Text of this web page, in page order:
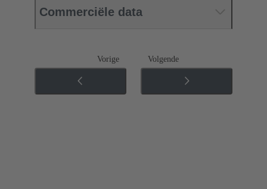
Commerciële data
Vorige Volgende